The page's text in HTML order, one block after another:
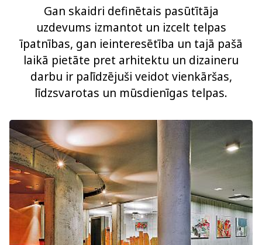
Gan skaidri definētais pasūtītāja
uzdevums izmantot un izcelt telpas
īpatnības, gan ieinteresētība un tajā pašā
laikā pietāte pret arhitektu un dizaineru
darbu ir palīdzējuši veidot vienkāršas,
līdzsvarotas un mūsdienīgas telpas.